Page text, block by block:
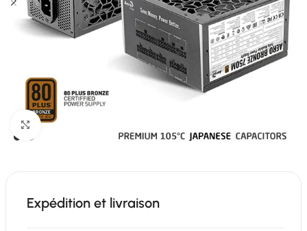
Click to enlarge
Expédition et livraison